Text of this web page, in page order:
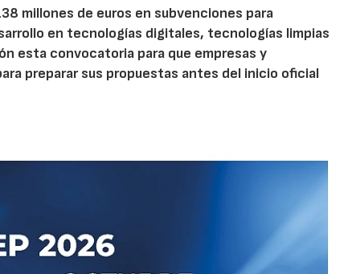
millones de euros en subvenciones para
en tecnologías digitales, tecnologías limpias
esta convocatoria para que empresas y
preparar sus propuestas antes del inicio oficial